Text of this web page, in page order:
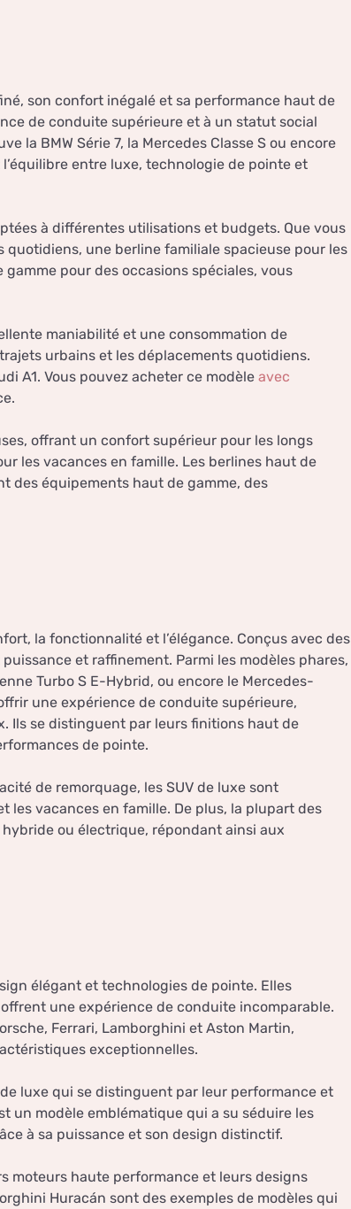
son confort inégalé et sa performance haut de
de conduite supérieure et à un statut social
la BMW Série 7, la Mercedes Classe S ou encore
entre luxe, technologie de pointe et
à différentes utilisations et budgets. Que vous
une berline familiale spacieuse pour les
pour des occasions spéciales, vous
maniabilité et une consommation de
urbains et les déplacements quotidiens.
A1. Vous pouvez acheter ce modèle avec
offrant un confort supérieur pour les longs
les vacances en famille. Les berlines haut de
des équipements haut de gamme, des
la fonctionnalité et l’élégance. Conçus avec des
et raffinement. Parmi les modèles phares,
Turbo S E-Hybrid, ou encore le Mercedes-
une expérience de conduite supérieure,
Ils se distinguent par leurs finitions haut de
de pointe.
de remorquage, les SUV de luxe sont
les vacances en famille. De plus, la plupart des
ou électrique, répondant ainsi aux
élégant et technologies de pointe. Elles
une expérience de conduite incomparable.
Ferrari, Lamborghini et Aston Martin,
exceptionnelles.
luxe qui se distinguent par leur performance et
un modèle emblématique qui a su séduire les
à sa puissance et son design distinctif.
moteurs haute performance et leurs designs
Huracán sont des exemples de modèles qui